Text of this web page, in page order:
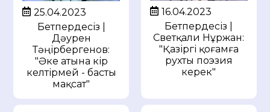
25.04.2023
Бетпердесіз |
Дәурен
Тәңірбергенов:
"Әке атына кір
келтірмей - басты
мақсат"
16.04.2023
Бетпердесіз |
Светқали Нұржан:
"Қазіргі қоғамға
рухты поэзия
керек"